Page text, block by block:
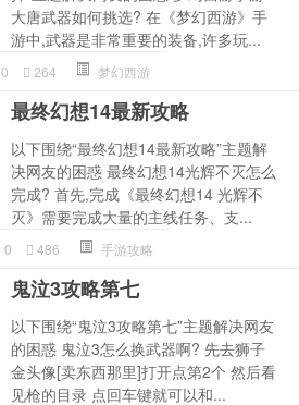
大唐武器如何挑选? 在《梦幻西游》手
游中,武器是非常重要的装备,许多玩...
0 264 梦幻西游
最终幻想14最新攻略
以下围绕“最终幻想14最新攻略”主题解
决网友的困惑 最终幻想14光辉不灭怎么
完成? 首先,完成《最终幻想14 光辉不
灭》需要完成大量的主线任务、支...
0 486 手游攻略
鬼泣3攻略第七
以下围绕“鬼泣3攻略第七”主题解决网友
的困惑 鬼泣3怎么换武器啊? 先去狮子
金头像[卖东西那里]打开点第2个 然后看
见枪的目录 点回车键就可以和...